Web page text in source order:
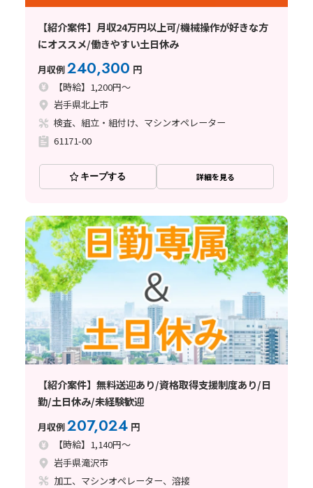
【紹介案件】月収24万円以上可/機械操作が好きな方
にオススメ/働きやすい土日休み
月収例240,300 円
【時給】1,200円～
岩手県北上市
検査、組立・組付け、マシンオペレーター
61171-00
キープする 詳細を見る
【紹介案件】無料送迎あり/資格取得支援制度あり/日
勤/土日休み/未経験歓迎
月収例207,024 円
【時給】1,140円～
岩手県滝沢市
加工、マシンオペレーター、溶接